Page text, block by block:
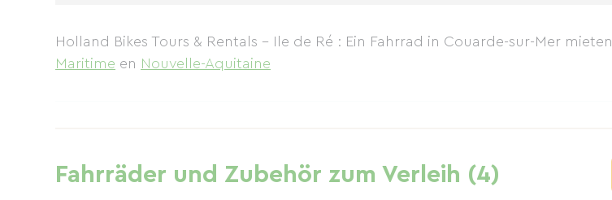
Holland Bikes Tours & Rentals - Ile de Ré : Ein Fahrrad in Couarde-sur-Mer mieten
Maritime en Nouvelle-Aquitaine
Fahrräder und Zubehör zum Verleih (4)